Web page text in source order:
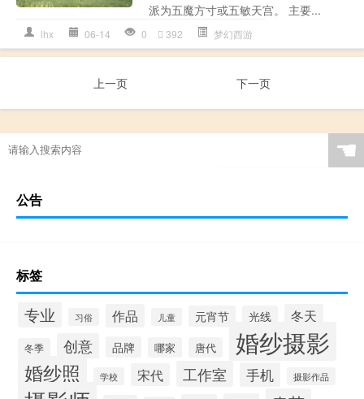
派为五魔方寸或五敏天宫。 主要...
lhx 06-14 0 392 梦幻西游
上一页 下一页
☚
公告
标签
专业 习俗 作品 儿童 元宵节 光线 冬天
冬季 创意 品牌 哪家 唐代 婚纱摄影
婚纱照 学校 宋代 工作室 手机 摄影作品